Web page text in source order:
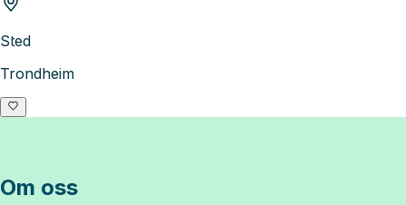
Sted
Trondheim
Om oss